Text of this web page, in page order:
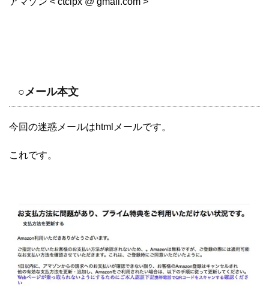
○メール本文
今回の迷惑メールはhtmlメールです。
これです。